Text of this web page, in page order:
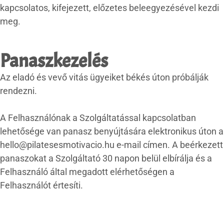
kapcsolatos, kifejezett, előzetes beleegyezésével kezdi
meg.
Panaszkezelés
Az eladó és vevő vitás ügyeiket békés úton próbálják
rendezni.
A Felhasználónak a Szolgáltatással kapcsolatban
lehetősége van panasz benyújtására elektronikus úton a
hello@pilatesesmotivacio.hu e-mail címen. A beérkezett
panaszokat a Szolgáltató 30 napon belül elbírálja és a
Felhasználó által megadott elérhetőségen a
Felhasználót értesíti.